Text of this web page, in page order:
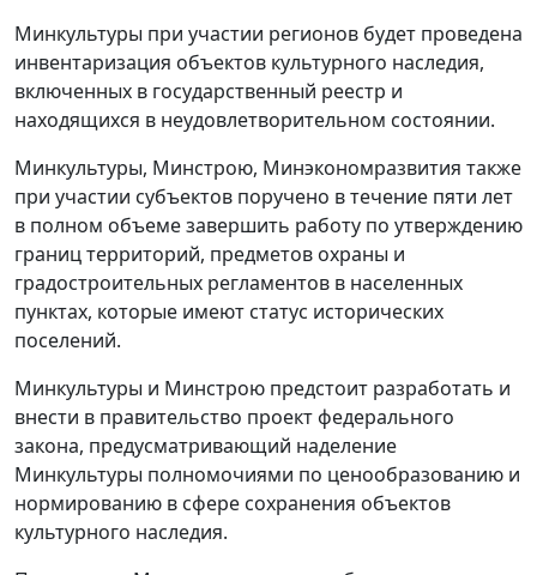
Минкультуры при участии регионов будет проведена
инвентаризация объектов культурного наследия,
включенных в государственный реестр и
находящихся в неудовлетворительном состоянии.
Минкультуры, Минстрою, Минэкономразвития также
при участии субъектов поручено в течение пяти лет
в полном объеме завершить работу по утверждению
границ территорий, предметов охраны и
градостроительных регламентов в населенных
пунктах, которые имеют статус исторических
поселений.
Минкультуры и Минстрою предстоит разработать и
внести в правительство проект федерального
закона, предусматривающий наделение
Минкультуры полномочиями по ценообразованию и
нормированию в сфере сохранения объектов
культурного наследия.